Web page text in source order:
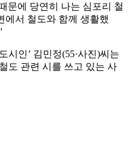
문에 당연히 나는 심포리 철
에서 철도와 함께 생활했
시인’ 김민정(55·사진)씨는
도 관련 시를 쓰고 있는 사